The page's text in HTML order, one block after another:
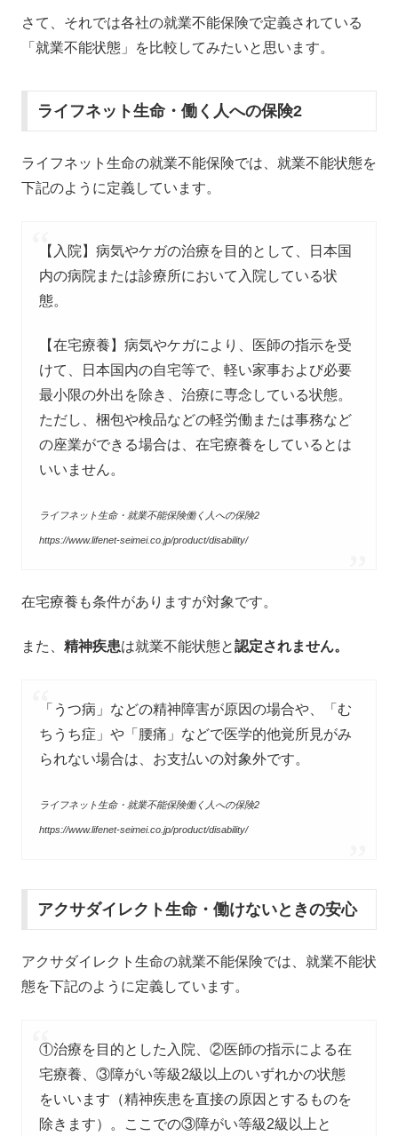
さて、それでは各社の就業不能保険で定義されている
「就業不能状態」を比較してみたいと思います。
ライフネット生命・働く人への保険2
ライフネット生命の就業不能保険では、就業不能状態を
下記のように定義しています。
【入院】病気やケガの治療を目的として、日本国
内の病院または診療所において入院している状
態。
【在宅療養】病気やケガにより、医師の指示を受
けて、日本国内の自宅等で、軽い家事および必要
最小限の外出を除き、治療に専念している状態。
ただし、梱包や検品などの軽労働または事務など
の座業ができる場合は、在宅療養をしているとは
いいません。
ライフネット生命・就業不能保険働く人への保険2
https://www.lifenet-seimei.co.jp/product/disability/
在宅療養も条件がありますが対象です。
また、 精神疾患は就業不能状態と認定されません。
「うつ病」などの精神障害が原因の場合や、「む
ちうち症」や「腰痛」などで医学的他覚所見がみ
られない場合は、お支払いの対象外です。
ライフネット生命・就業不能保険働く人への保険2
https://www.lifenet-seimei.co.jp/product/disability/
アクサダイレクト生命・働けないときの安心
アクサダイレクト生命の就業不能保険では、就業不能状
態を下記のように定義しています。
①治療を目的とした入院、②医師の指示による在
宅療養、③障がい等級2級以上のいずれかの状態
をいいます（精神疾患を直接の原因とするものを
除きます）。ここでの③障がい等級2級以上と